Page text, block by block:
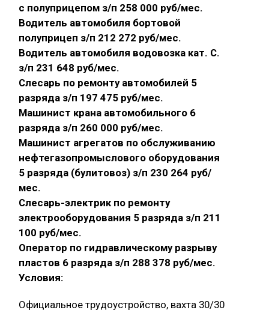
с полуприцепом з/п 258 000 руб/мес.
Водитель автомобиля бортовой
полуприцеп з/п 212 272 руб/мес.
Водитель автомобиля водовозка кат. С.
з/п 231 648 руб/мес.
Слесарь по ремонту автомобилей 5
разряда з/п 197 475 руб/мес.
Машинист крана автомобильного 6
разряда з/п 260 000 руб/мес.
Машинист агрегатов по обслуживанию
нефтегазопромыслового оборудования
5 разряда (булитовоз) з/п 230 264 руб/
мес.
Слесарь-электрик по ремонту
электрооборудования 5 разряда з/п 211
100 руб/мес.
Оператор по гидравлическому разрыву
пластов 6 разряда з/п 288 378 руб/мес.
Условия:
Официальное трудоустройство, вахта 30/30